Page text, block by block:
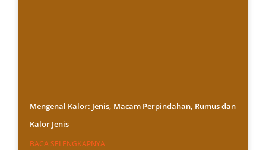
Mengenal Kalor: Jenis, Macam Perpindahan, Rumus dan
Kalor Jenis
BACA SELENGKAPNYA